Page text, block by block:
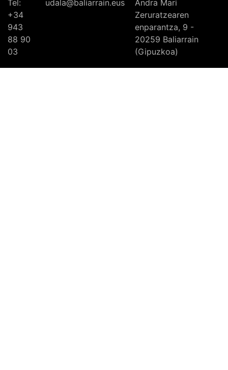
Tel:
+34
943
88 90
03
udala@baliarrain.eus
Andra Mari
Zeruratzearen
enparantza, 9 -
20259 Baliarrain
(Gipuzkoa)